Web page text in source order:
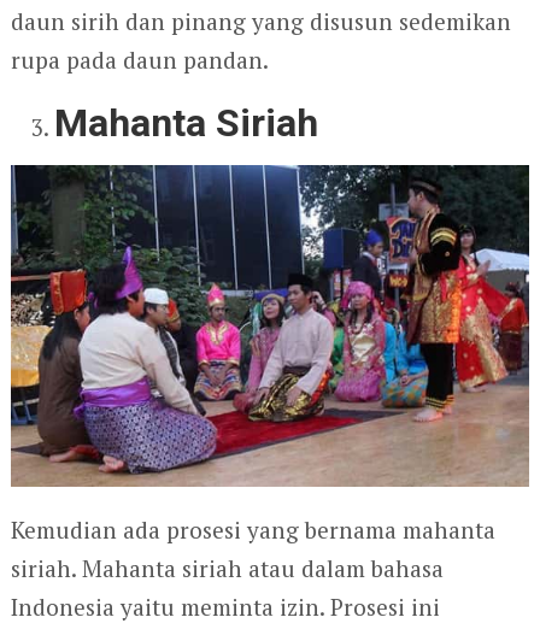
daun sirih dan pinang yang disusun sedemikan
rupa pada daun pandan.
Mahanta Siriah
Kemudian ada prosesi yang bernama mahanta
siriah. Mahanta siriah atau dalam bahasa
Indonesia yaitu meminta izin. Prosesi ini